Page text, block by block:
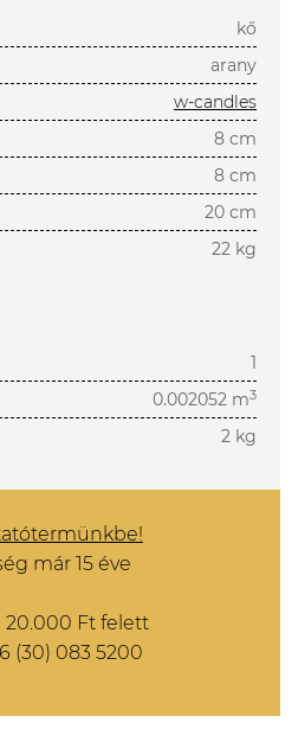
kő
arany
w-candles
8 cm
8 cm
20 cm
22 kg
1
0.002052 m3
2 kg
már 15 éve
20.000 Ft felett
(30) 083 5200